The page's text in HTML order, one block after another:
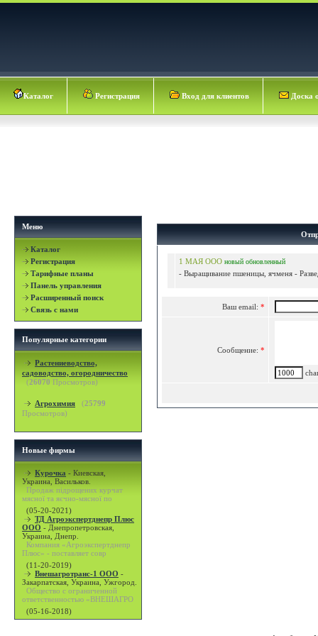
Каталог Регистрация Вход для клиентов Доска
Меню
Каталог
Регистрация
Тарифные планы
Панель управления
Расширенный поиск
Связь с нами
Популярные категории
Растениеводство,
садоводство, огородничество
(26070 Просмотров)
Агрохимия (25799
Просмотров)
Новые фирмы
Курочка - Киевская,
Украина, Васильков.
Продаж підрощених курчат
мясної та яєчно-мясної по
(05-20-2021)
ТД Агроэкспертднепр Плюс
ООО - Днепропетровская,
Украина, Днепр.
Компания «Агроэкспертднепр
Плюс» - поставляет совр
(11-20-2019)
Внешагротранс-1 ООО -
Закарпатская, Украина, Ужгород.
Общество с ограниченной
ответственностью «ВНЕШАГРО
(05-16-2018)
1 МАЯ ООО новый обновленный
- Выращивание пшеницы, ячменя -
Ваш email: *
Сообщение: *